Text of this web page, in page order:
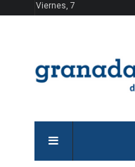
Viernes, 7